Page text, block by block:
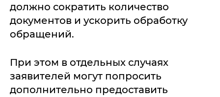
должно сократить количество
документов и ускорить обработку
обращений.
При этом в отдельных случаях
заявителей могут попросить
дополнительно предоставить